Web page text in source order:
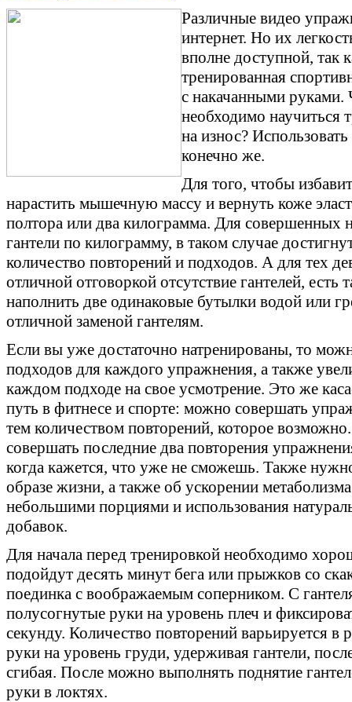
Различные видео
интернет. Но их
вполне доступной, так
тренированная
с накачанными руками.
необходимо научиться
на износ?
конечно же.
Для того, чтобы
нарастить мышечную массу и вернуть коже
полтора или два килограмма. Для совершенных
гантели по килограмму, в таком случае
количество повторений и подходов. А для тех
отличной отговоркой отсутствие гантелей, есть
наполнить две одинаковые бутылки водой или
отличной заменой гантелям.
Если вы уже достаточно натренированы, то
подходов для каждого упражнения, а также
каждом подходе на свое усмотрение. Это же
путь в фитнесе и спорте: можно совершать
тем количеством повторений, которое
совершать последние два повторения
когда кажется, что уже не сможешь. Также
образе жизни, а также об ускорении
небольшими порциями и использования
добавок.
Для начала перед тренировкой необходимо
подойдут десять минут бега или прыжков со
поединка с воображаемым соперником. С
полусогнутые руки на уровень плеч и
секунду. Количество повторений варьируется
руки на уровень груди, удерживая гантели,
сгибая. После можно выполнять поднятие
руки в локтях.